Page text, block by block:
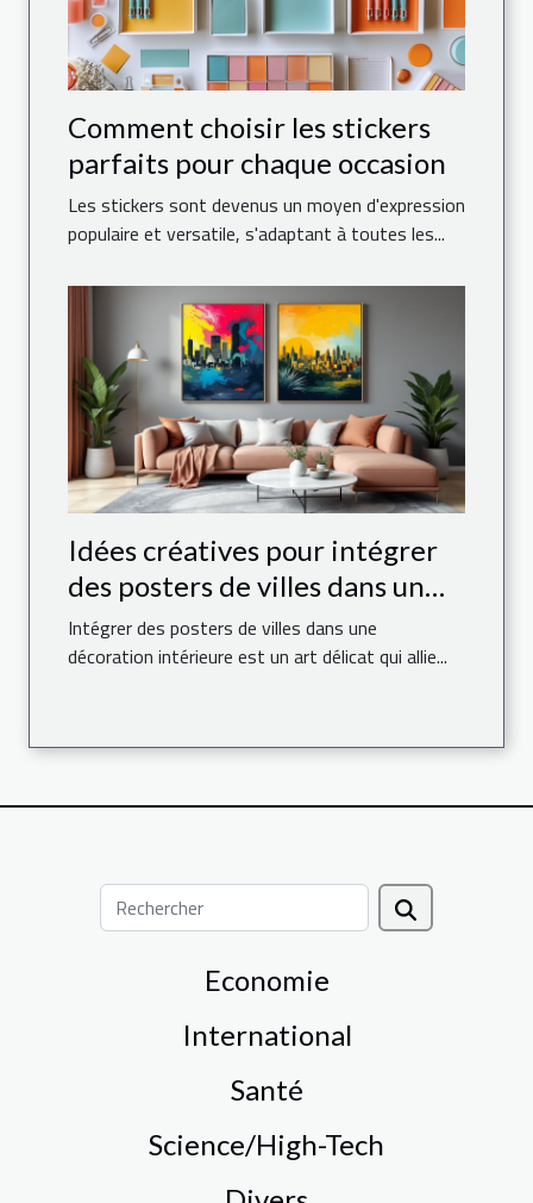
Comment choisir les stickers
parfaits pour chaque occasion
Les stickers sont devenus un moyen d'expression
populaire et versatile, s'adaptant à toutes les...
Idées créatives pour intégrer
des posters de villes dans un
espace moderne
Intégrer des posters de villes dans une
décoration intérieure est un art délicat qui allie...
Economie
International
Santé
Science/High-Tech